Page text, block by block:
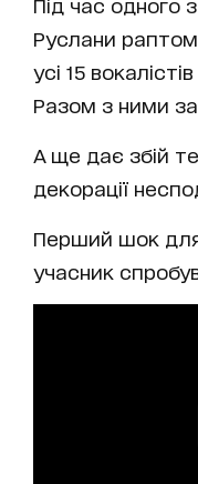
Руслани
усі 15
Разом з ними
А ще дає збій
декорації
Перший шок для
учасник